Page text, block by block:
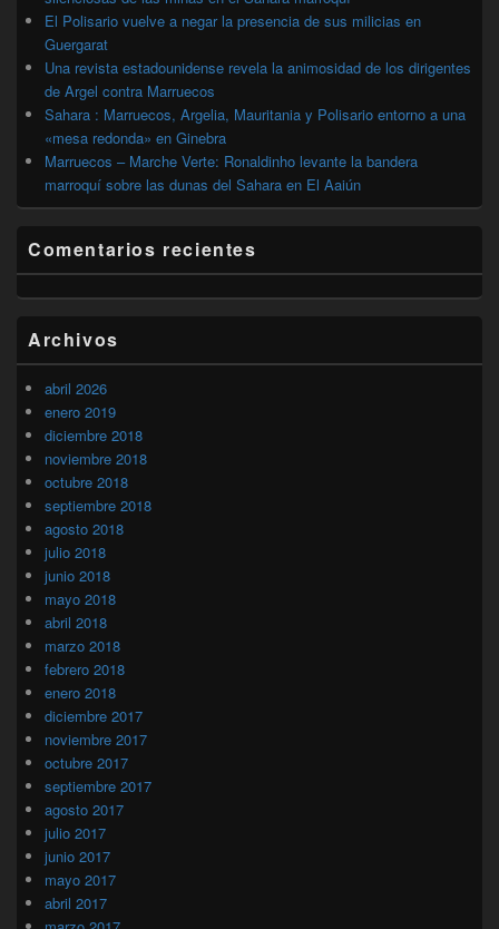
El Polisario vuelve a negar la presencia de sus milicias en
Guergarat
Una revista estadounidense revela la animosidad de los dirigentes
de Argel contra Marruecos
Sahara : Marruecos, Argelia, Mauritania y Polisario entorno a una
«mesa redonda» en Ginebra
Marruecos – Marche Verte: Ronaldinho levante la bandera
marroquí sobre las dunas del Sahara en El Aaiún
Comentarios recientes
Archivos
abril 2026
enero 2019
diciembre 2018
noviembre 2018
octubre 2018
septiembre 2018
agosto 2018
julio 2018
junio 2018
mayo 2018
abril 2018
marzo 2018
febrero 2018
enero 2018
diciembre 2017
noviembre 2017
octubre 2017
septiembre 2017
agosto 2017
julio 2017
junio 2017
mayo 2017
abril 2017